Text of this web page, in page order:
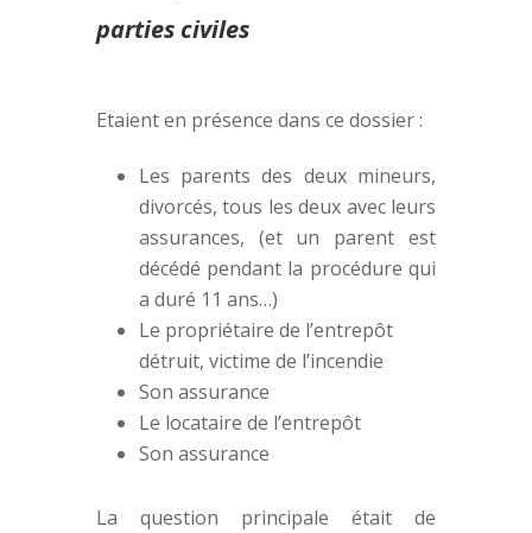
parties civiles
Etaient en présence dans ce dossier :
Les parents des deux mineurs,
divorcés, tous les deux avec leurs
assurances, (et un parent est
décédé pendant la procédure qui
a duré 11 ans…)
Le propriétaire de l’entrepôt
détruit, victime de l’incendie
Son assurance
Le locataire de l’entrepôt
Son assurance
La question principale était de